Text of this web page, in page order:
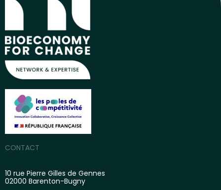
CONTACT
10 rue Pierre Gilles de Gennes
02000 Barenton-Bugny